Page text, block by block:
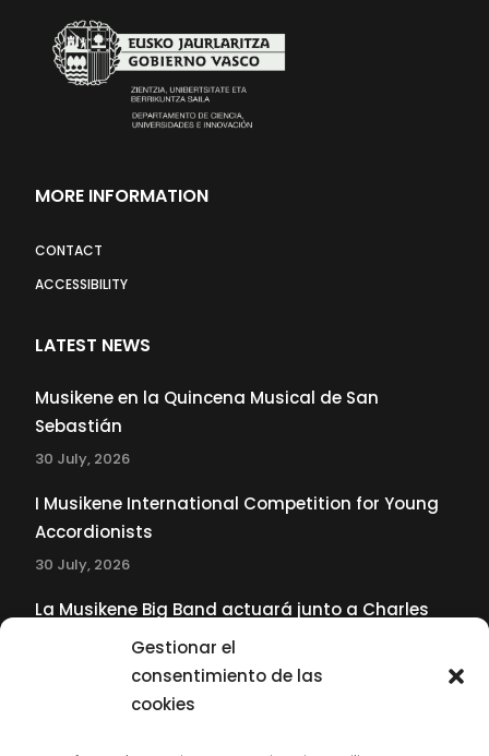
Gestionar el
consentimiento de las
cookies
MORE INFORMATION
CONTACT
ACCESSIBILITY
LATEST NEWS
Musikene en la Quincena Musical de San
Sebastián
30 July, 2026
I Musikene International Competition for Young
Accordionists
30 July, 2026
La Musikene Big Band actuará junto a Charles
Tolliver en el 61 Jazzaldia